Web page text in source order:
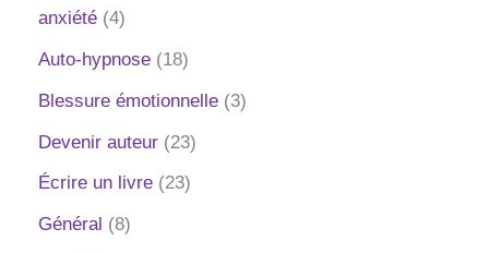
anxiété (4)
Auto-hypnose (18)
Blessure émotionnelle (3)
Devenir auteur (23)
Écrire un livre (23)
Général (8)